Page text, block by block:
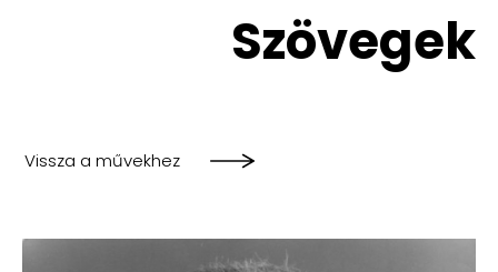
Szövegek
Vissza a művekhez